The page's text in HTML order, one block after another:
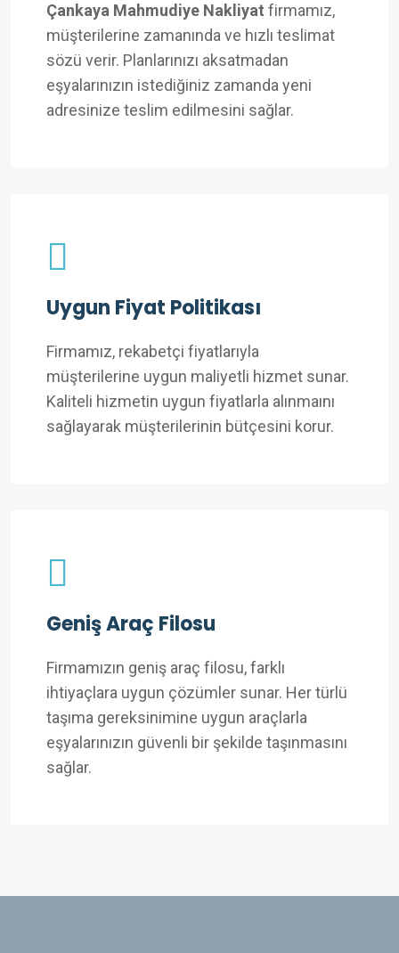
Çankaya Mahmudiye Nakliyat firmamız,
müşterilerine zamanında ve hızlı teslimat
sözü verir. Planlarınızı aksatmadan
eşyalarınızın istediğiniz zamanda yeni
adresinize teslim edilmesini sağlar.
Uygun Fiyat Politikası
Firmamız, rekabetçi fiyatlarıyla
müşterilerine uygun maliyetli hizmet sunar.
Kaliteli hizmetin uygun fiyatlarla alınmaını
sağlayarak müşterilerinin bütçesini korur.
Geniş Araç Filosu
Firmamızın geniş araç filosu, farklı
ihtiyaçlara uygun çözümler sunar. Her türlü
taşıma gereksinimine uygun araçlarla
eşyalarınızın güvenli bir şekilde taşınmasını
sağlar.